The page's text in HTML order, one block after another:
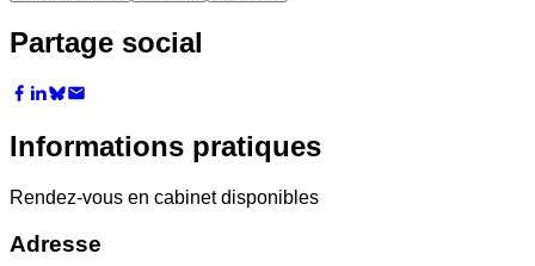
Partage social
Informations pratiques
Rendez-vous en cabinet disponibles
Adresse